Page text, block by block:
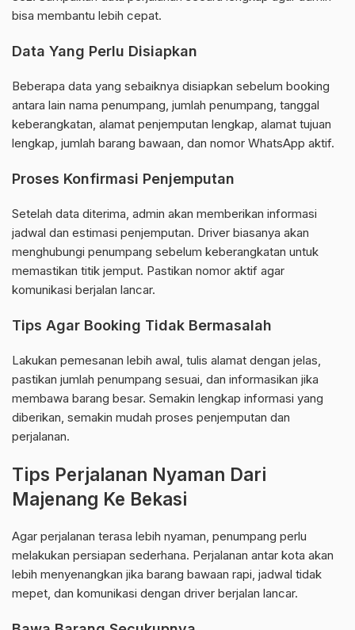
bisa membantu lebih cepat.
Data Yang Perlu Disiapkan
Beberapa data yang sebaiknya disiapkan sebelum booking
antara lain nama penumpang, jumlah penumpang, tanggal
keberangkatan, alamat penjemputan lengkap, alamat tujuan
lengkap, jumlah barang bawaan, dan nomor WhatsApp aktif.
Proses Konfirmasi Penjemputan
Setelah data diterima, admin akan memberikan informasi
jadwal dan estimasi penjemputan. Driver biasanya akan
menghubungi penumpang sebelum keberangkatan untuk
memastikan titik jemput. Pastikan nomor aktif agar
komunikasi berjalan lancar.
Tips Agar Booking Tidak Bermasalah
Lakukan pemesanan lebih awal, tulis alamat dengan jelas,
pastikan jumlah penumpang sesuai, dan informasikan jika
membawa barang besar. Semakin lengkap informasi yang
diberikan, semakin mudah proses penjemputan dan
perjalanan.
Tips Perjalanan Nyaman Dari
Majenang Ke Bekasi
Agar perjalanan terasa lebih nyaman, penumpang perlu
melakukan persiapan sederhana. Perjalanan antar kota akan
lebih menyenangkan jika barang bawaan rapi, jadwal tidak
mepet, dan komunikasi dengan driver berjalan lancar.